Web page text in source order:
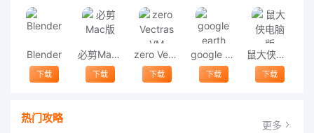
Blender
下载
必剪Mac版
下载
zero Vectras VM
下载
google earth pro
下载
鼠大侠电脑版
下载
热门攻略 更多